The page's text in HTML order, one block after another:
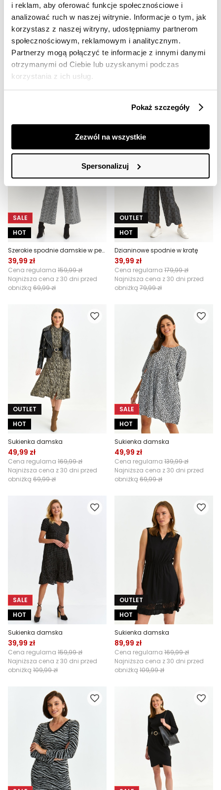
i reklam, aby oferować funkcje społecznościowe i
analizować ruch w naszej witrynie. Informacje o tym, jak
korzystasz z naszej witryny, udostępniamy partnerom
społecznościowym, reklamowym i analitycznym.
Partnerzy mogą połączyć te informacje z innymi danymi
otrzymanymi od Ciebie lub uzyskanymi podczas
korzystania z ich usług.
Pokaż szczegóły
Zezwól na wszystkie
Spersonalizuj
OUTLET
HOT
49,99 zł
Cena regularna 139,99 zł
Najniższa cena z 30 dni przed
OUTLET
HOT
Spodnie damskie
59,99 zł
Najniższa cena z 30 dni przed
SALE
HOT
Szerokie spodnie damskie w pepitkę
39,99 zł
Cena regularna 159,99 zł
Najniższa cena z 30 dni przed
obniżką 69,99 zł
OUTLET
HOT
Dzianinowe spodnie w kratę
39,99 zł
Cena regularna 179,99 zł
Najniższa cena z 30 dni przed
obniżką 79,99 zł
OUTLET
HOT
Sukienka damska
49,99 zł
Cena regularna 169,99 zł
Najniższa cena z 30 dni przed
obniżką 69,99 zł
SALE
HOT
Sukienka damska
49,99 zł
Cena regularna 139,99 zł
Najniższa cena z 30 dni przed
obniżką 69,99 zł
SALE
HOT
Sukienka damska
39,99 zł
Cena regularna 159,99 zł
Najniższa cena z 30 dni przed
obniżką 109,99 zł
OUTLET
HOT
Sukienka damska
89,99 zł
Cena regularna 169,99 zł
Najniższa cena z 30 dni przed
obniżką 109,99 zł